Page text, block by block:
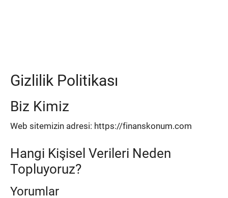
Gizlilik Politikası
Biz Kimiz
Web sitemizin adresi: https://finanskonum.com
Hangi Kişisel Verileri Neden
Topluyoruz?
Yorumlar